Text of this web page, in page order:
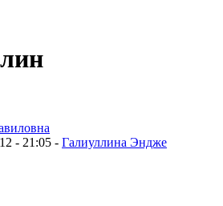
- 21:05 - Галиуллина Эндже